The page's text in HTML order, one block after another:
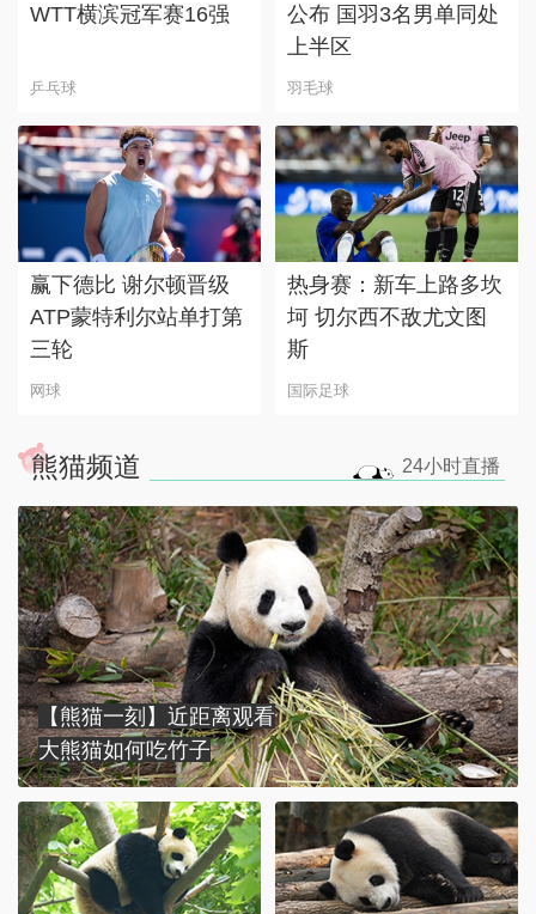
WTT横滨冠军赛16强
乒乓球
公布 国羽3名男单同处
上半区
羽毛球
赢下德比 谢尔顿晋级
ATP蒙特利尔站单打第
三轮
网球
热身赛：新车上路多坎
坷 切尔西不敌尤文图
斯
国际足球
熊猫频道 24小时直播
【熊猫一刻】近距离观看
大熊猫如何吃竹子